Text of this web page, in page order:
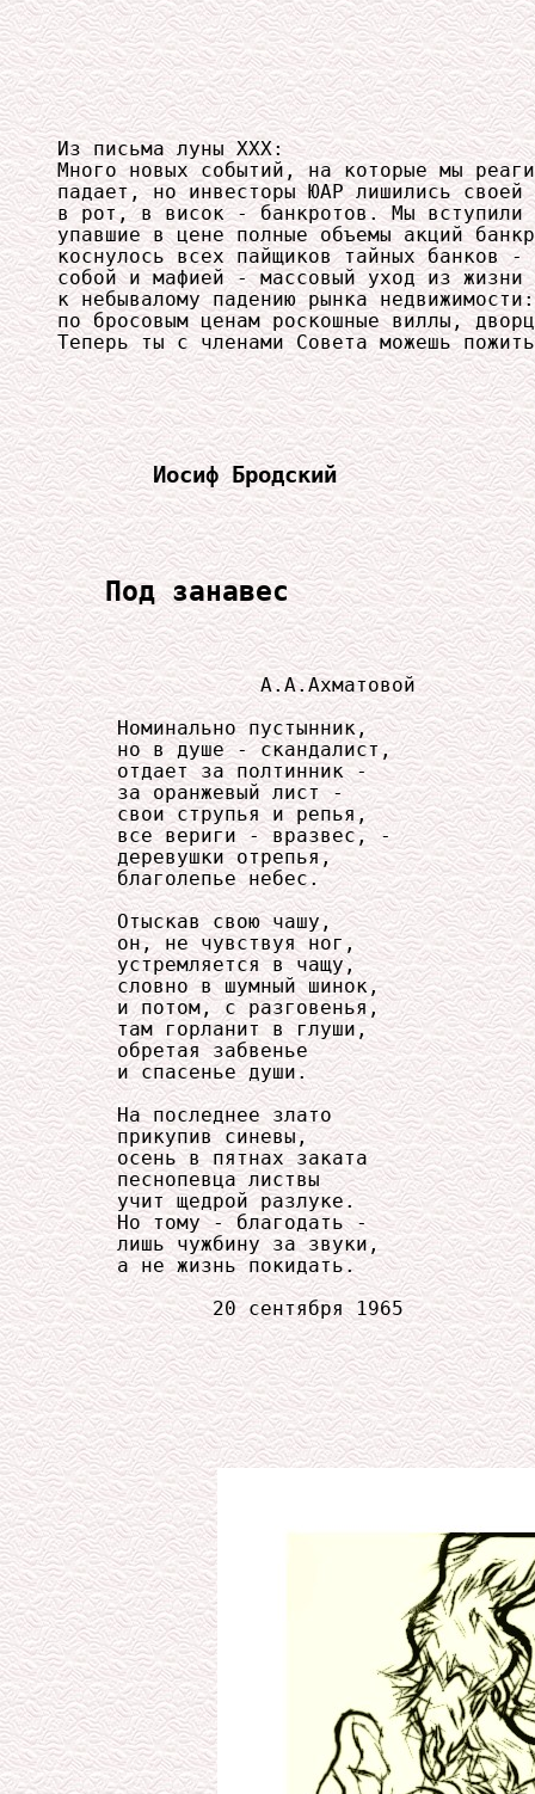
Из письма луны ХХХ:
Много новых событий, на которые мы
падает, но инвесторы ЮАР лишились
в рот, в висок - банкротов. Мы вступили
упавшие в цене полные объемы акций
коснулось всех пайщиков тайных банков
собой и мафией - массовый уход из жизни
к небывалому падению рынка
по бросовым ценам роскошные виллы,
Теперь ты с членами Совета можешь
Иосиф Бродский
Под занавес
                 А.А.Ахматовой
     Номинально пустынник,
     но в душе - скандалист,
     отдает за полтинник -
     за оранжевый лист -
     свои струпья и репья,
     все вериги - вразвес, -
     деревушки отрепья,
     благолепье небес.
     Отыскав свою чашу,
     он, не чувствуя ног,
     устремляется в чащу,
     словно в шумный шинок,
     и потом, с разговенья,
     там горланит в глуши,
     обретая забвенье
     и спасенье души.
     На последнее злато
     прикупив синевы,
     осень в пятнах заката
     песнопевца листвы
     учит щедрой разлуке.
     Но тому - благодать -
     лишь чужбину за звуки,
     а не жизнь покидать.
             20 сентября 1965